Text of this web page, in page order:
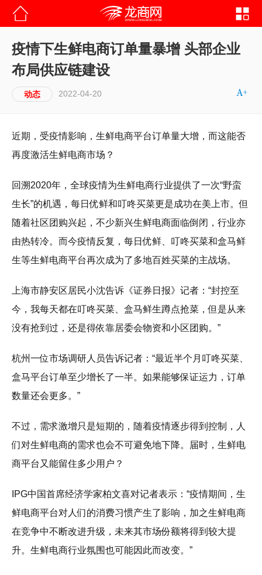
疫情下生鲜电商订单量暴增 头部企业
布局供应链建设
动态 2022-04-20
近期，受疫情影响，生鲜电商平台订单量大增，而这能否
再度激活生鲜电商市场？
回溯2020年，全球疫情为生鲜电商行业提供了一次“野蛮
生长”的机遇，每日优鲜和叮咚买菜更是成功在美上市。但
随着社区团购兴起，不少新兴生鲜电商面临倒闭，行业亦
由热转冷。而今疫情反复，每日优鲜、叮咚买菜和盒马鲜
生等生鲜电商平台再次成为了多地百姓买菜的主战场。
上海市静安区居民小沈告诉《证券日报》记者：“封控至
今，我每天都在叮咚买菜、盒马鲜生蹲点抢菜，但是从来
没有抢到过，还是得依靠居委会物资和小区团购。”
杭州一位市场调研人员告诉记者：“最近半个月叮咚买菜、
盒马平台订单至少增长了一半。如果能够保证运力，订单
数量还会更多。”
不过，需求激增只是短期的，随着疫情逐步得到控制，人
们对生鲜电商的需求也会不可避免地下降。届时，生鲜电
商平台又能留住多少用户？
IPG中国首席经济学家柏文喜对记者表示：“疫情期间，生
鲜电商平台对人们的消费习惯产生了影响，加之生鲜电商
在竞争中不断改进升级，未来其市场份额将得到较大提
升。生鲜电商行业氛围也可能因此而改变。”